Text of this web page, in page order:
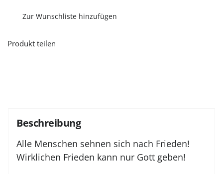
Zur Wunschliste hinzufügen
Produkt teilen
Beschreibung
Alle Menschen sehnen sich nach Frieden!
Wirklichen Frieden kann nur Gott geben!